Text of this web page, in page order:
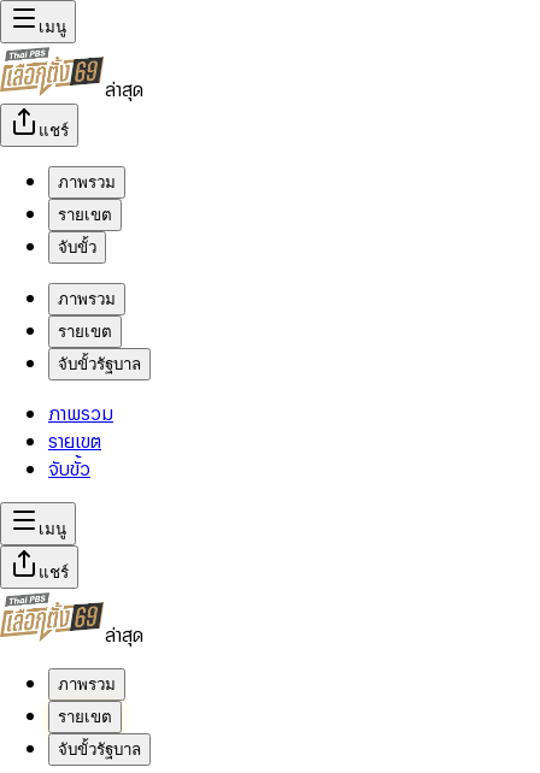
เมนู
ล่าสุด
แชร์
ภาพรวม
รายเขต
จับขั้ว
ภาพรวม
รายเขต
จับขั้วรัฐบาล
ภาพรวม
รายเขต
จับขั้ว
เมนู
แชร์
ล่าสุด
ภาพรวม
รายเขต
จับขั้วรัฐบาล